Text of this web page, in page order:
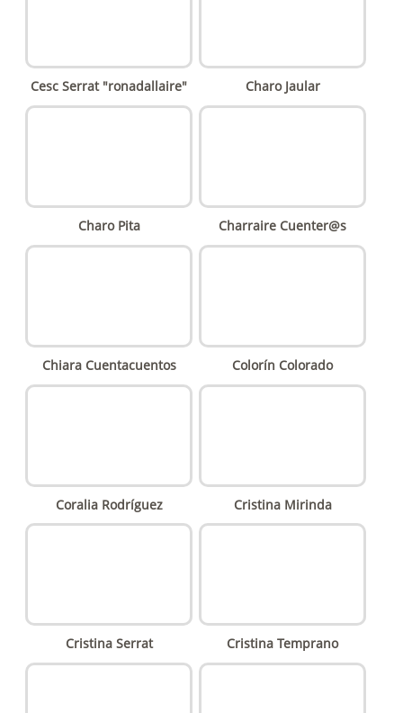
Cesc Serrat "ronadallaire" Charo Jaular
Charo Pita Charraire Cuenter@s
Chiara Cuentacuentos Colorín Colorado
Coralia Rodríguez Cristina Mirinda
Cristina Serrat Cristina Temprano